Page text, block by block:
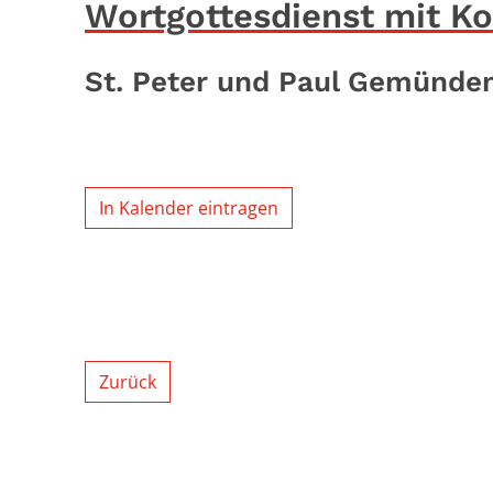
Wortgottesdienst mit
St. Peter und Paul
In Kalender eintragen
Zurück